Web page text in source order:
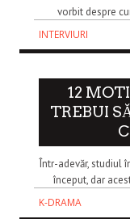
vorbit despre
INTERVIURI
12
TREBUI
Într-adevăr, studiul
început, dar
K-DRAMA